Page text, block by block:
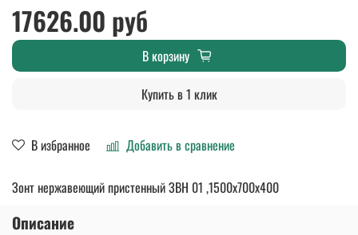
В избранное Добавить в сравнение
17626.00 руб
В корзину
Купить в 1 клик
Зонт нержавеющий пристенный ЗВН 01 ,1500х700х400
Описание